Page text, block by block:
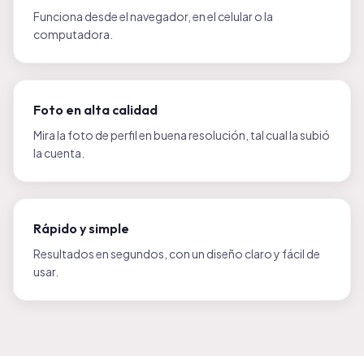
Funciona desde el navegador, en el celular o la
computadora.
Foto en alta calidad
Mira la foto de perfil en buena resolución, tal cual la subió
la cuenta.
Rápido y simple
Resultados en segundos, con un diseño claro y fácil de
usar.